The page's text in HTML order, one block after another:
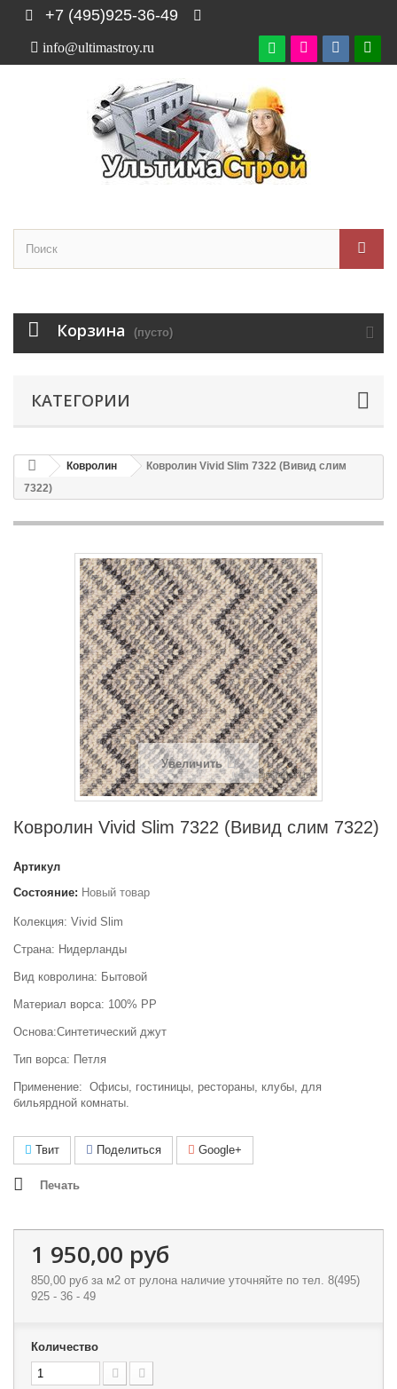
+7 (495)925-36-49

info@ultimastroy.ru
Корзина (пусто)
КАТЕГОРИИ
Ковролин
Ковролин Vivid Slim 7322 (Вивид слим
7322)
Увеличить
Ковролин Vivid Slim 7322 (Вивид слим 7322)
Артикул
Состояние: Новый товар
Колекция: Vivid Slim
Страна: Нидерланды
Вид ковролина: Бытовой
Материал ворса: 100% РР
Основа:Синтетический джут
Тип ворса: Петля
Применение: Офисы, гостиницы, рестораны, клубы, для
бильярдной комнаты.
Твит Поделиться Google+
Печать
1 950,00 руб
850,00 руб за м2 от рулона наличие уточняйте по тел. 8(495)
925 - 36 - 49
Количество